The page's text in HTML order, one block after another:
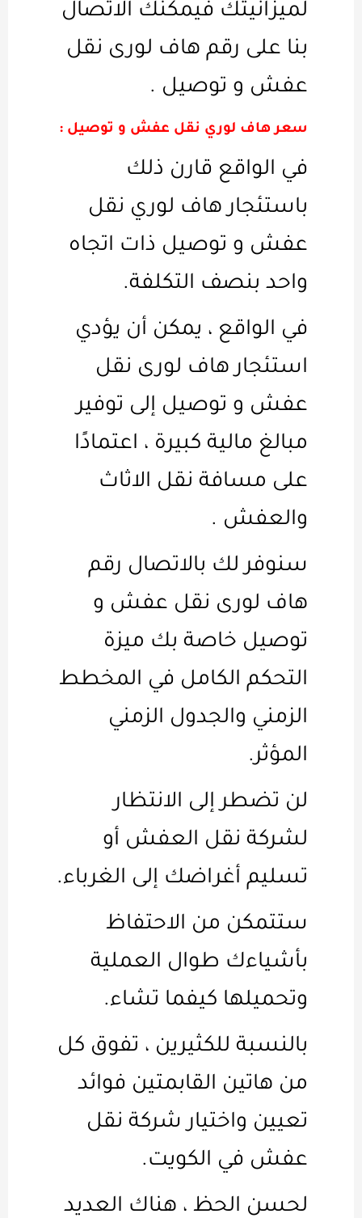
لميزانيتك فيمكنك الاتصال
بنا على رقم هاف لورى نقل
عفش و توصيل .
سعر هاف لوري نقل عفش و توصيل :
في الواقع قارن ذلك
باستئجار هاف لوري نقل
عفش و توصيل ذات اتجاه
واحد بنصف التكلفة.
في الواقع ، يمكن أن يؤدي
استئجار هاف لورى نقل
عفش و توصيل إلى توفير
مبالغ مالية كبيرة ، اعتمادًا
على مسافة نقل الاثاث
والعفش .
سنوفر لك بالاتصال رقم
هاف لورى نقل عفش و
توصيل خاصة بك ميزة
التحكم الكامل في المخطط
الزمني والجدول الزمني
المؤثر.
لن تضطر إلى الانتظار
لشركة نقل العفش أو
تسليم أغراضك إلى الغرباء.
ستتمكن من الاحتفاظ
بأشياءك طوال العملية
وتحميلها كيفما تشاء.
بالنسبة للكثيرين ، تفوق كل
من هاتين القابمتين فوائد
تعيين واختيار شركة نقل
عفش في الكويت.
لحسن الحظ ، هناك العديد